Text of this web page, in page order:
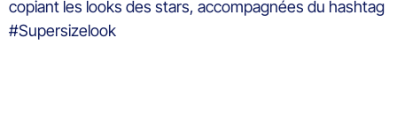
copiant les looks des stars, accompagnées du hashtag
#Supersizelook